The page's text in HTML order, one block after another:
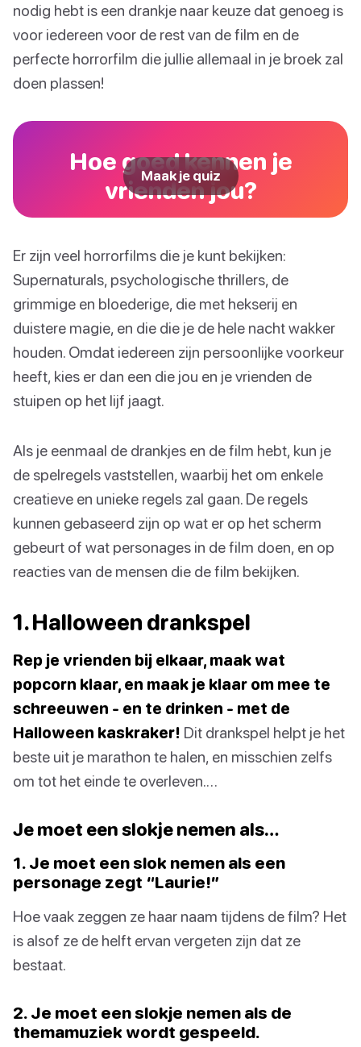
nodig hebt is een drankje naar keuze dat genoeg is
voor iedereen voor de rest van de film en de
perfecte horrorfilm die jullie allemaal in je broek zal
doen plassen!
Hoe goed kennen je
vrienden jou?
Maak je quiz
Er zijn veel horrorfilms die je kunt bekijken:
Supernaturals, psychologische thrillers, de
grimmige en bloederige, die met hekserij en
duistere magie, en die die je de hele nacht wakker
houden. Omdat iedereen zijn persoonlijke voorkeur
heeft, kies er dan een die jou en je vrienden de
stuipen op het lijf jaagt.
Als je eenmaal de drankjes en de film hebt, kun je
de spelregels vaststellen, waarbij het om enkele
creatieve en unieke regels zal gaan. De regels
kunnen gebaseerd zijn op wat er op het scherm
gebeurt of wat personages in de film doen, en op
reacties van de mensen die de film bekijken.
1. Halloween drankspel
Rep je vrienden bij elkaar, maak wat
popcorn klaar, en maak je klaar om mee te
schreeuwen - en te drinken - met de
Halloween kaskraker! Dit drankspel helpt je het
beste uit je marathon te halen, en misschien zelfs
om tot het einde te overleven.…
Je moet een slokje nemen als…
1. Je moet een slok nemen als een
personage zegt “Laurie!”
Hoe vaak zeggen ze haar naam tijdens de film? Het
is alsof ze de helft ervan vergeten zijn dat ze
bestaat.
2. Je moet een slokje nemen als de
themamuziek wordt gespeeld.